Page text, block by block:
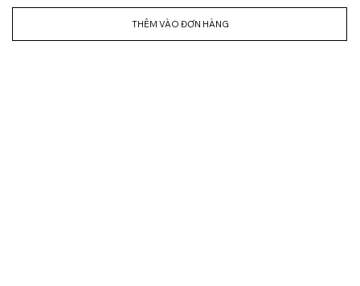
THÊM VÀO ĐƠN HÀNG